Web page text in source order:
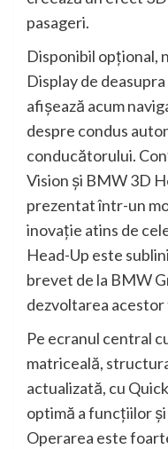
pasageri.
Disponibil opţional,
Display de
afişează acum
despre condus
conducătorului.
Vision şi BMW 3D
prezentat într-un
inovaţie atins de
Head-Up este
brevet de la BMW
dezvoltarea
Pe ecranul central
matriceală,
actualizată, cu
optimă a funcţiilor
Operarea este